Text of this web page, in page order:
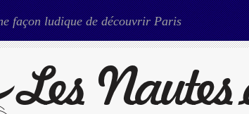
façon ludique de découvrir Paris